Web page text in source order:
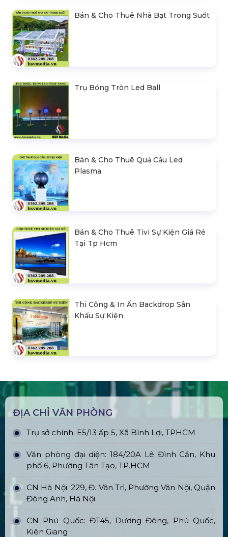
Bán & Cho Thuê Nhà Bạt Trong Suốt
Trụ Bóng Tròn Led Ball
Bán & Cho Thuê Quả Cầu Led
Plasma
Bán & Cho Thuê Tivi Sự Kiện Giá Rẻ
Tại Tp Hcm
Thi Công & In Ấn Backdrop Sân
Khấu Sự Kiện
ĐỊA CHỈ VĂN PHÒNG
Trụ sở chính: E5/13 ấp 5, Xã Bình Lợi, TPHCM
Văn phòng đại diện: 184/20A Lê Đình Cẩn, Khu
phố 6, Phường Tân Tạo, TP.HCM
CN Hà Nội: 229, Đ. Vân Trì, Phường Vân Nội, Quận
Đông Anh, Hà Nội
CN Phú Quốc: ĐT45, Dương Đông, Phú Quốc,
Kiên Giang